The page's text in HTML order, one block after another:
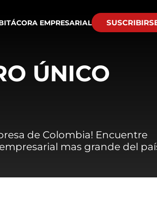
EMPRESARIAL
ÚNICO
de Colombia! Encuentre
mas grande del